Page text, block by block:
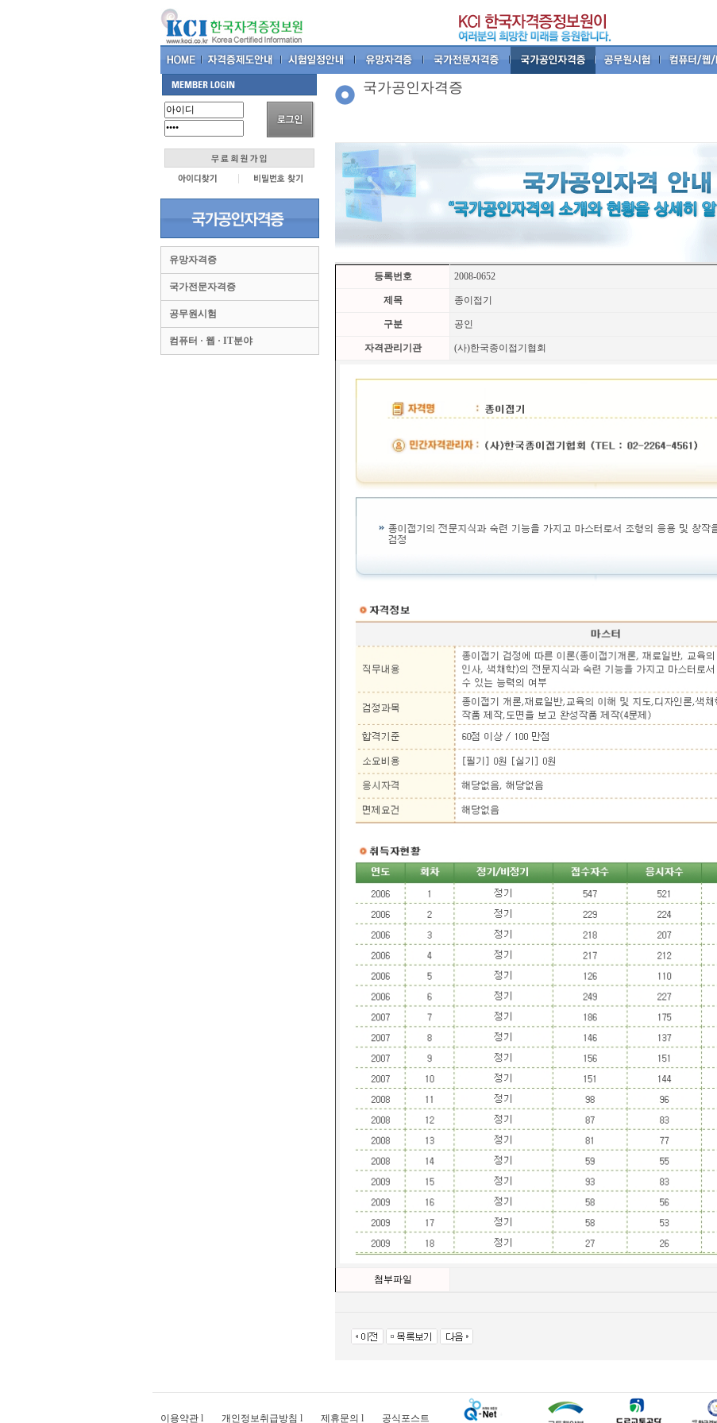
유망자격증
국가전문자격증
공무원시험
컴퓨터 · 웹 · IT분야
국가공인자격증
등록번호 2008-0652
제목 종이접기
구분 공인
자격관리기관 (사)한국종이접기협회
첨부파일
이용약관 l 개인정보취급방침 l 제휴문의 l 공식포스트